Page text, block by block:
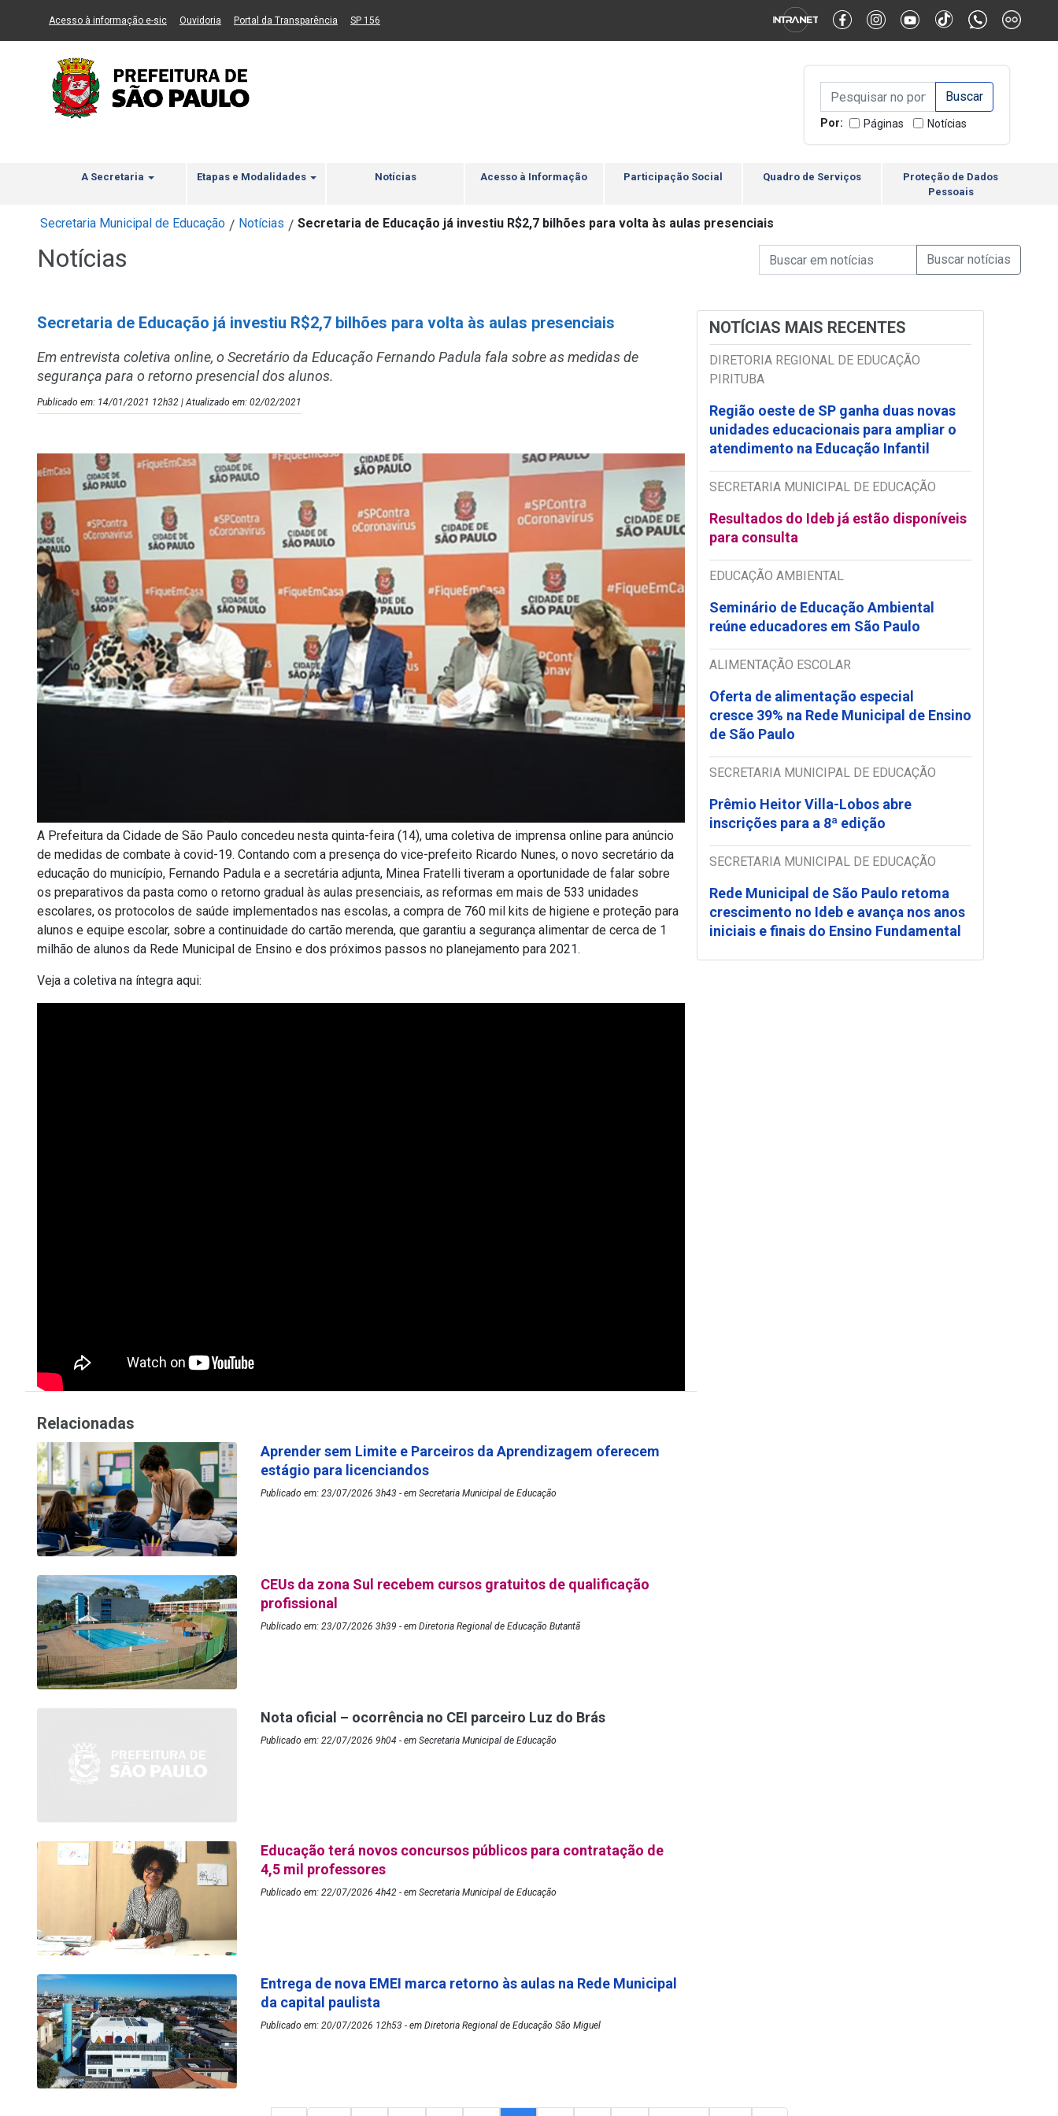
Ir ao Conteúdo Ir para menu principal 2 Ir para busca Ir para rodapé Alternar Alto Contraste Alternar Tamanho da Fonte
Acesso à informação e-sic(Link para um novo sítio)
Ouvidoria (Link para um novo sítio)
Portal da Transparência (Link para um novo sítio)
SP 156
Campo de Busca de
Campo de Busca de informaçõesEnviar a Busca
Por: Páginas Notícias
A Secretaria Etapas e Modalidades Notícias Acesso à Informação Participação Social Quadro de Serviços
Proteção de Dados
Pessoais
Secretaria Municipal de Educação / Notícias / Secretaria de Educação já investiu R$2,7 bilhões para volta às aulas presenciais
Notícias Campo de Busca de Notícias
Campo de Busca de informaçõesEnviar a Busca de
Secretaria de Educação já investiu R$2,7 bilhões para volta às aulas presenciais
Em entrevista coletiva online, o Secretário da Educação Fernando Padula fala sobre as medidas de
segurança para o retorno presencial dos alunos.
Publicado em: 14/01/2021 12h32 | Atualizado em: 02/02/2021
A Prefeitura da Cidade de São Paulo concedeu nesta quinta-feira (14), uma coletiva de imprensa online para anúncio
de medidas de combate à covid-19. Contando com a presença do vice-prefeito Ricardo Nunes, o novo secretário da
educação do município, Fernando Padula e a secretária adjunta, Minea Fratelli tiveram a oportunidade de falar sobre
os preparativos da pasta como o retorno gradual às aulas presenciais, as reformas em mais de 533 unidades
escolares, os protocolos de saúde implementados nas escolas, a compra de 760 mil kits de higiene e proteção para
alunos e equipe escolar, sobre a continuidade do cartão merenda, que garantiu a segurança alimentar de cerca de 1
milhão de alunos da Rede Municipal de Ensino e dos próximos passos no planejamento para 2021.
Veja a coletiva na íntegra aqui:
NOTÍCIAS MAIS RECENTES
DIRETORIA REGIONAL DE EDUCAÇÃO
PIRITUBA
Região oeste de SP ganha duas novas
unidades educacionais para ampliar o
atendimento na Educação Infantil
SECRETARIA MUNICIPAL DE EDUCAÇÃO
Resultados do Ideb já estão disponíveis
para consulta
EDUCAÇÃO AMBIENTAL
Seminário de Educação Ambiental
reúne educadores em São Paulo
ALIMENTAÇÃO ESCOLAR
Oferta de alimentação especial
cresce 39% na Rede Municipal de Ensino
de São Paulo
SECRETARIA MUNICIPAL DE EDUCAÇÃO
Prêmio Heitor Villa-Lobos abre
inscrições para a 8ª edição
SECRETARIA MUNICIPAL DE EDUCAÇÃO
Rede Municipal de São Paulo retoma
crescimento no Ideb e avança nos anos
iniciais e finais do Ensino Fundamental
Relacionadas
Aprender sem Limite e Parceiros da Aprendizagem oferecem
estágio para licenciandos
Publicado em: 23/07/2026 3h43 - em Secretaria Municipal de Educação
CEUs da zona Sul recebem cursos gratuitos de qualificação
profissional
Publicado em: 23/07/2026 3h39 - em Diretoria Regional de Educação Butantã
Nota oficial – ocorrência no CEI parceiro Luz do Brás
Publicado em: 22/07/2026 9h04 - em Secretaria Municipal de Educação
Educação terá novos concursos públicos para contratação de
4,5 mil professores
Publicado em: 22/07/2026 4h42 - em Secretaria Municipal de Educação
Entrega de nova EMEI marca retorno às aulas na Rede Municipal
da capital paulista
Publicado em: 20/07/2026 12h53 - em Diretoria Regional de Educação São Miguel